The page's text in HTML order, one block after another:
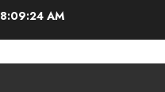
8:09:25 AM